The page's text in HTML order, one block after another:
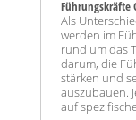
Führungskräfte
Als
werden im
rund um das
darum, die
stärken und
auszubauen.
auf